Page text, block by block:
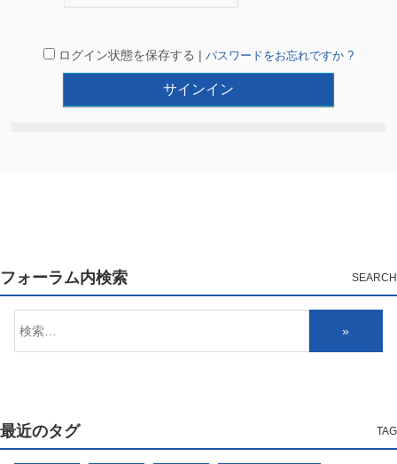
ログイン状態を保存する | パスワードをお忘れですか ?
フォーラム内検索
最近のタグ